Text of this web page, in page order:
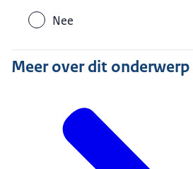
Nee
Meer over dit onderwerp